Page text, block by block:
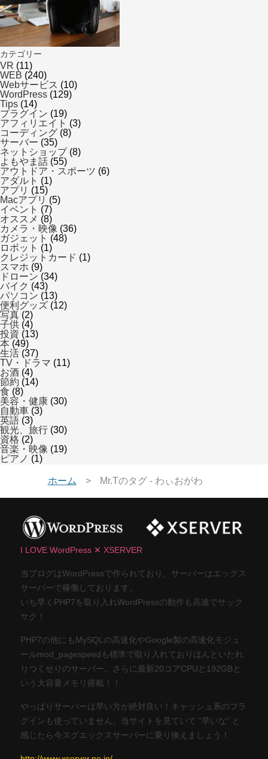
カテゴリー
VR (11)
WEB (240)
Webサービス (10)
WordPress (129)
Tips (14)
プラグイン (19)
アフィリエイト (3)
コーディング (8)
サーバー (35)
ネットショップ(8)
よもやま話 (55)
アウトドア・スポーツ (6)
アダルト (1)
アプリ (15)
Macアプリ (5)
イベント (7)
オススメ (8)
カメラ・映像 (36)
ガジェット (48)
ロボット (1)
クレジットカード (1)
スマホ (9)
ドローン (34)
バイク (43)
パソコン (13)
便利グッズ (12)
写真 (2)
子供 (4)
投資 (13)
本 (49)
生活 (37)
TV・ドラマ (11)
お酒 (4)
節約 (14)
食 (8)
美容・健康 (30)
自動車 (3)
英語 (3)
観光、旅行 (30)
資格 (2)
音楽・映像 (19)
ピアノ (1)
ホーム Mr.Tのタグ - わぃおがわ
I LOVE WordPress ✕ XSERVER
当ブログはWordPressで作られており、サーバーはエックス
サーバーで稼働しております。
いち早くPHP7を取り入れWordPressの動作も高速でサック
サク！
PHP7の他にもMySQLの高速化やGoogle製の高速化モジュ
ールmod_pagespeedも標準で取り入れておりほんといたれ
りつくせりのサーバー。さらに最新20コアCPUと192GBと
いう大容量メモリ搭載！！
やっぱりサーバーは早い方が絶対良い！キャッシュ系のプラ
グインも使っていません。当サイトを見ていて "早いな" と
感じたら今スグエックスサーバーに乗り換えましょう！